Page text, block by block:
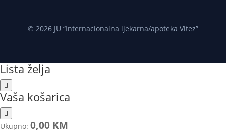
© 2026 JU “Internacionalna ljekarna/apoteka Vitez”
Lista želja
Vaša košarica
Ukupno: 0,00 KM